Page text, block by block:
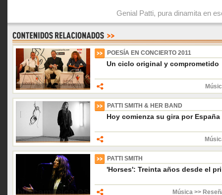
Genial Patti, pura dinamita en
POESÍA EN CONCIERTO 2011
Un ciclo original y comprometido
PATTI SMITH & HER BAND
Hoy comienza su gira por España
PATTI SMITH
'Horses': Treinta años desde el
Música >>